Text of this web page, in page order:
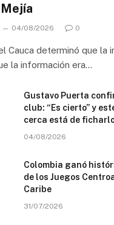
04/08/2026 0
Cauca determinó que la
la información era…
Gustavo Puerta
club: “Es cierto” y
cerca está de
04/08/2026
Colombia ganó
de los Juegos
Caribe
31/07/2026